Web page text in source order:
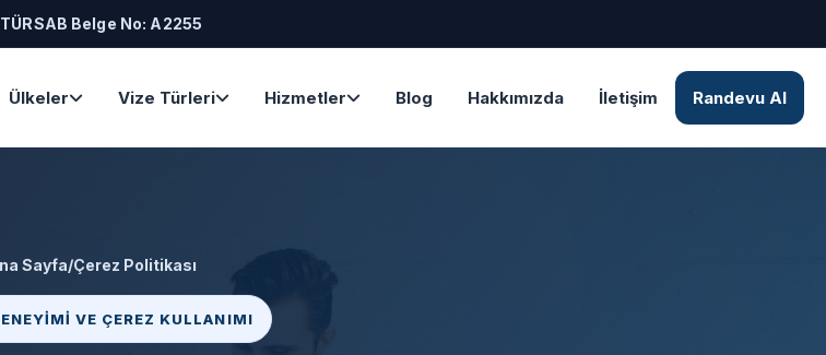
Belge No: A2255
Ülkeler Vize Türleri Hizmetler Blog Hakkımızda İletişim Randevu Al
Sayfa/Çerez Politikası
VE ÇEREZ KULLANIMI